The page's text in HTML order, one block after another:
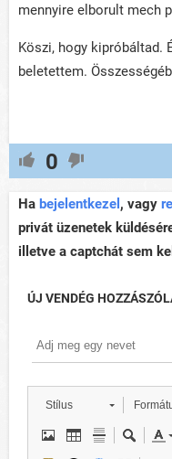
mennyire elborult mech
Köszi, hogy kipróbáltad.
beletettem.
0
Ha bejelentkezel , vagy
privát üzenetek
illetve a captchát sem
ÚJ VENDÉG
Stílus